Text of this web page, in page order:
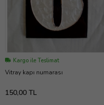
Kargo ile Teslimat
Vitray kapı numarası
150,00 TL